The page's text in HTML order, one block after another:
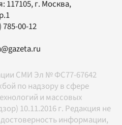
117105, г. Москва,
785-00-12
СМИ Эл № ФС77-67642
по надзору в сфере
и массовых
10.11.2016 г. Редакция не
информации,